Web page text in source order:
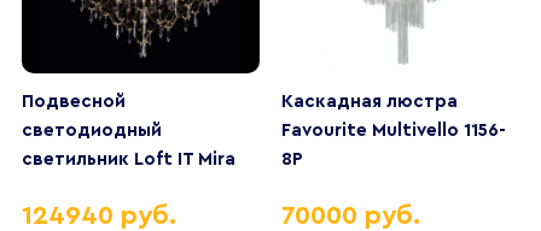
Подвесной
светодиодный
светильник Loft IT Mira
124940 руб.
Каскадная люстра
Favourite Multivello 1156-
8P
70000 руб.